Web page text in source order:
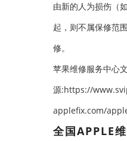
由新的人为损伤（
起，则不属保修范
修。
苹果维修服务中心
源:https://
applefix.com/
全国APPLE